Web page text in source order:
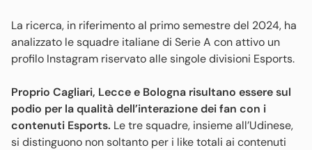
La ricerca, in riferimento al primo semestre del 2024, ha
analizzato le squadre italiane di Serie A con attivo un
profilo Instagram riservato alle singole divisioni Esports.
Proprio Cagliari, Lecce e Bologna risultano essere sul
podio per la qualità dell’interazione dei fan con i
contenuti Esports. Le tre squadre, insieme all’Udinese,
si distinguono non soltanto per i like totali ai contenuti